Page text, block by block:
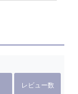
レビュー数